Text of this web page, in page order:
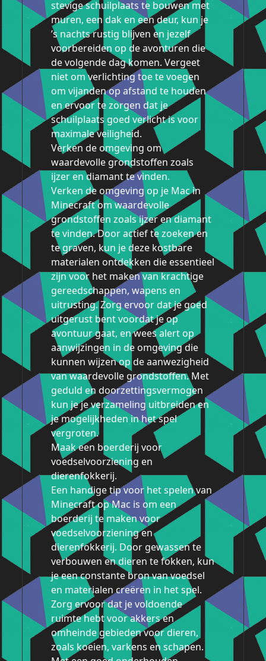
stevige schuilplaats te bouwen met
muren, een dak en een deur, kun je
’s nachts rustig blijven en jezelf
voorbereiden op de avonturen die
de volgende dag komen. Vergeet
niet om verlichting toe te voegen
om vijanden op afstand te houden
en ervoor te zorgen dat je
schuilplaats goed verlicht is voor
maximale veiligheid.
Verken de omgeving om
waardevolle grondstoffen zoals
ijzer en diamant te vinden.
Verken de omgeving op je Mac in
Minecraft om waardevolle
grondstoffen zoals ijzer en diamant
te vinden. Door actief te zoeken en
te graven, kun je deze kostbare
materialen ontdekken die essentieel
zijn voor het maken van krachtige
gereedschappen, wapens en
uitrusting. Zorg ervoor dat je goed
uitgerust bent voordat je op
avontuur gaat, en wees alert op
aanwijzingen in de omgeving die
kunnen wijzen op de aanwezigheid
van waardevolle grondstoffen. Met
geduld en doorzettingsvermogen
kun je je verzameling uitbreiden en
je mogelijkheden in het spel
vergroten.
Maak een boerderij voor
voedselvoorziening en
dierenfokkerij.
Een handige tip voor het spelen van
Minecraft op Mac is om een
boerderij te maken voor
voedselvoorziening en
dierenfokkerij. Door gewassen te
verbouwen en dieren te fokken, kun
je een constante bron van voedsel
en materialen creëren in het spel.
Zorg ervoor dat je voldoende
ruimte hebt voor akkers en
omheinde gebieden voor dieren,
zoals koeien, varkens en schapen.